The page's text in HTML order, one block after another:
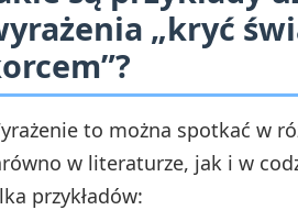
„kryć
to można spotkać w
w literaturze, jak i w
przykładów: